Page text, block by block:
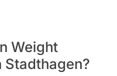
Weight
Stadthagen?